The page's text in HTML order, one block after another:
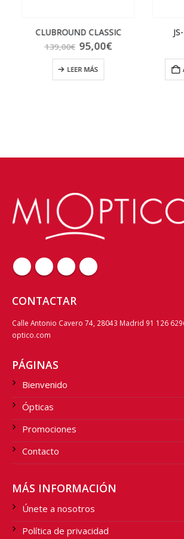
CLUBROUND CLASSIC
139,00€ El
precio
original
era:
139,00€.
95,00€El
95,00€.
LEER MÁS
JS-
CONTACTAR
Calle Antonio Cavero 74, 28043 Madrid 91 126
optico.com
PÁGINAS
Bienvenido
Ópticas
Promociones
Contacto
MÁS INFORMACIÓN
Únete a nosotros
Política de privacidad